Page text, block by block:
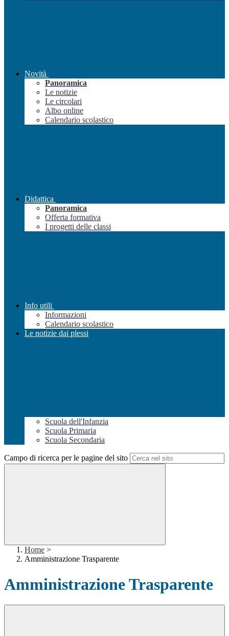
Novità
Panoramica
Le notizie
Le circolari
Albo online
Calendario scolastico
Didattica
Panoramica
Offerta formativa
I progetti delle classi
Info utili
Informazioni
Calendario scolastico
Le notizie dai plessi
Scuola dell'Infanzia
Scuola Primaria
Scuola Secondaria
Campo di ricerca per le pagine del sito
Home >
Amministrazione Trasparente
Amministrazione Trasparente